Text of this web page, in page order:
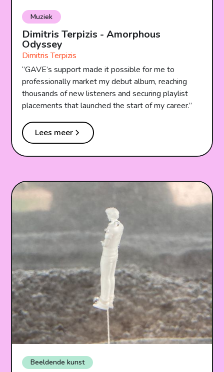
Muziek
Dimitris Terpizis - Amorphous
Odyssey
Dimitris Terpizis
‘’GAVE’s support made it possible for me to
professionally market my debut album, reaching
thousands of new listeners and securing playlist
placements that launched the start of my career.’’
Lees meer
Beeldende kunst